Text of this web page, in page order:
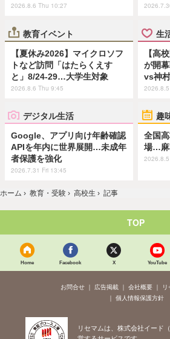
2026.8.6 Thu 10:27
教育イベント
【夏休み2026】マイクロソフ
トなど訪問「はたらくえす
と」8/24-29…大学生対象
2026.8.6 Thu 9:45
生
【高
が開
vs神
デジタル生活
Google、アプリ向け年齢確認
APIを年内に世界展開…未成年
者保護を強化
2026.7.31 Fri 13:45
趣
全国
場…麻
ホーム › 教育・受験 › 高校生 › 記事
TOP
Home Facebook X YouTube
お問合せ 広告掲載 会社概要
個人情報保護方針
リセマムは、株式会社イード